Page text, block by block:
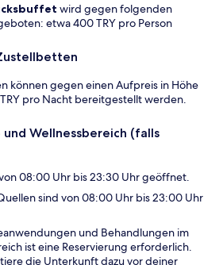
wird gegen folgenden
etwa 400 TRY pro Person
können gegen einen Aufpreis in Höhe
pro Nacht bereitgestellt werden.
und Wellnessbereich (falls
08:00 Uhr bis 23:30 Uhr geöffnet.
sind von 08:00 Uhr bis 23:00 Uhr
und Behandlungen im
ist eine Reservierung erforderlich.
die Unterkunft dazu vor deiner